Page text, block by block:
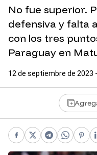
No fue superior.
defensiva y falta
con los tres
Paraguay en
12 de septiembre de 2023
Facebook
X Telegram